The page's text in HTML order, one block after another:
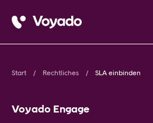
Start Rechtliches SLA einbinden
Voyado Engage